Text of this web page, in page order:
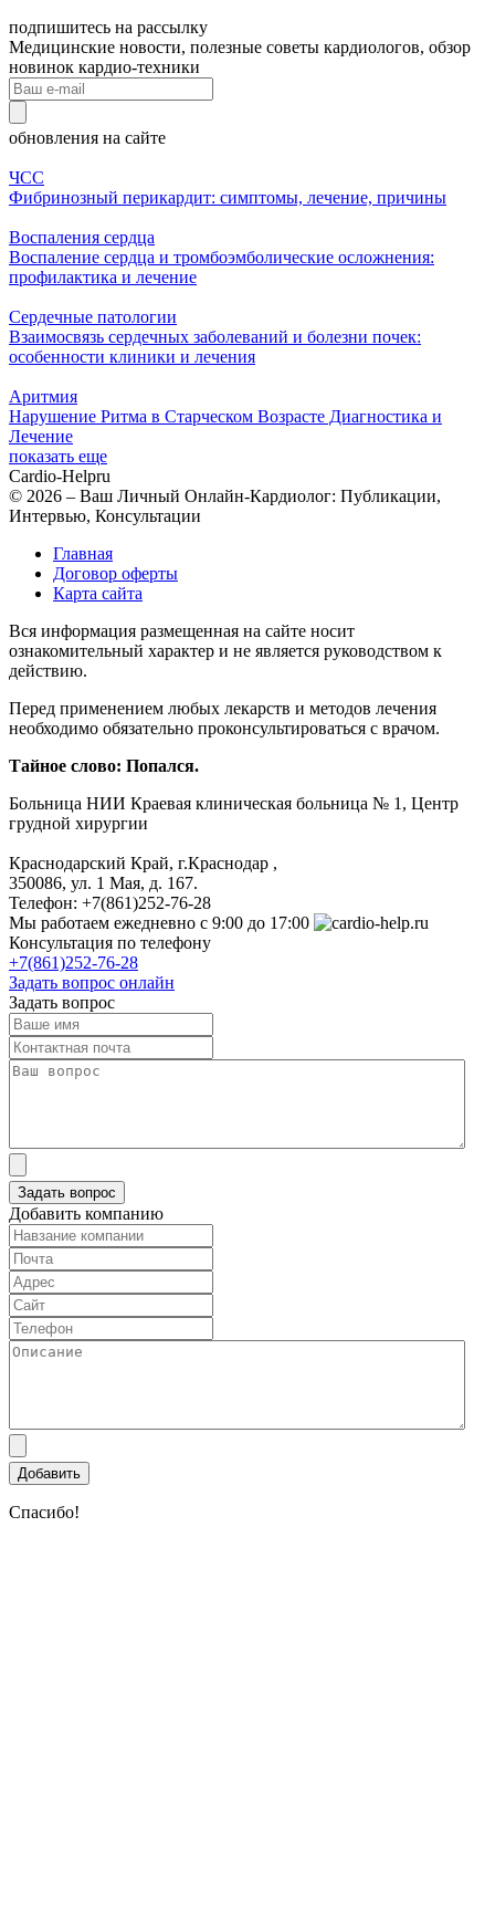
подпишитесь на рассылку
Медицинские новости, полезные советы кардиологов, обзор
новинок кардио-техники
обновления на сайте
ЧСС
Фибринозный перикардит: симптомы, лечение, причины
Воспаления сердца
Воспаление сердца и тромбоэмболические осложнения:
профилактика и лечение
Сердечные патологии
Взаимосвязь сердечных заболеваний и болезни почек:
особенности клиники и лечения
Аритмия
Нарушение Ритма в Старческом Возрасте Диагностика и
Лечение
показать еще
Cardio-Helpru
© 2026 – Ваш Личный Онлайн-Кардиолог: Публикации,
Интервью, Консультации
Главная
Договор оферты
Карта сайта
Вся информация размещенная на сайте носит
ознакомительный характер и не является руководством к
действию.
Перед применением любых лекарств и методов лечения
необходимо обязательно проконсультироваться с врачом.
Тайное слово: Попался.
Больница НИИ Краевая клиническая больница № 1, Центр
грудной хирургии
Краснодарский Край, г.Краснодар ,
350086, ул. 1 Мая, д. 167.
Телефон: +7(861)252-76-28
Мы работаем ежедневно с 9:00 до 17:00
Консультация по телефону
+7(861)252-76-28
Задать вопрос онлайн
Задать вопрос
Добавить компанию
Спасибо!